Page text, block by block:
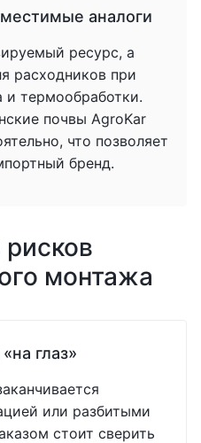
аналоги
ресурс, а
расходников при
термообработки.
почвы AgroKar
что позволяет
бренд.
монтажа
глаз»
или разбитыми
стоит сверить